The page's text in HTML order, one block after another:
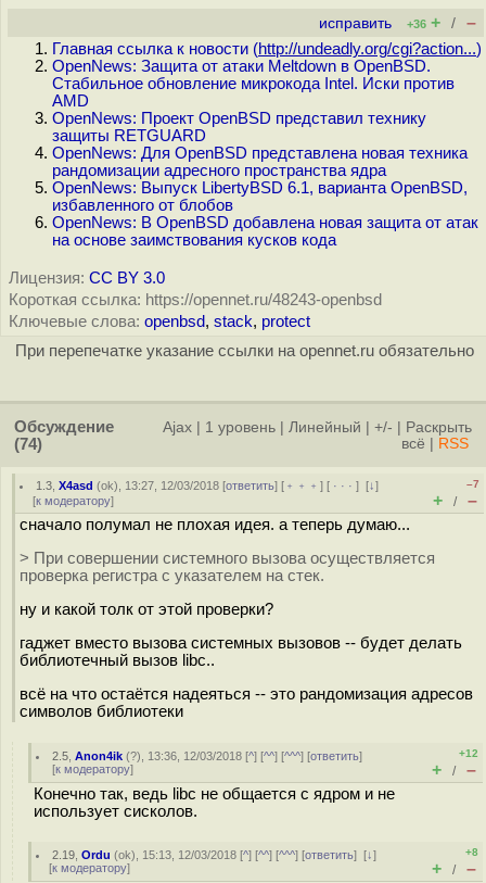
исправить +36 + / –
Главная ссылка к новости (http://undeadly.org/cgi?action...)
OpenNews: Защита от атаки Meltdown в OpenBSD.
Стабильное обновление микрокода Intel. Иски против
AMD
OpenNews: Проект OpenBSD представил технику
защиты RETGUARD
OpenNews: Для OpenBSD представлена новая техника
рандомизации адресного пространства ядра
OpenNews: Выпуск LibertyBSD 6.1, варианта OpenBSD,
избавленного от блобов
OpenNews: В OpenBSD добавлена новая защита от атак
на основе заимствования кусков кода
Лицензия: CC BY 3.0
Короткая ссылка: https://opennet.ru/48243-openbsd
Ключевые слова: openbsd, stack, protect
При перепечатке указание ссылки на opennet.ru обязательно
Обсуждение
(74)
Ajax 1 уровень Линейный +/-
Раскрыть
всё
RSS
1.3 ,X4asd (ok), 13:27, 12/03/2018 [ответить] [ ﹢﹢﹢] [ · · ·][↓]
[к модератору]
–7
+ / –
сначало полумал не плохая идея. а теперь думаю...
> При совершении системного вызова осуществляется
проверка регистра с указателем на стек.
ну и какой толк от этой проверки?
гаджет вместо вызова системных вызовов -- будет делать
библиотечный вызов libc..
всё на что остаётся надеяться -- это рандомизация адресов
символов библиотеки
2.5 ,Anon4ik (?), 13:36, 12/03/2018 [^] [^^] [^^^] [ответить]
[к модератору]
+12
+ / –
Конечно так, ведь libc не общается с ядром и не
использует сисколов.
2.19 ,Ordu (ok), 15:13, 12/03/2018 [^] [^^] [^^^] [ответить][↓]
[к модератору]
+8
+ / –